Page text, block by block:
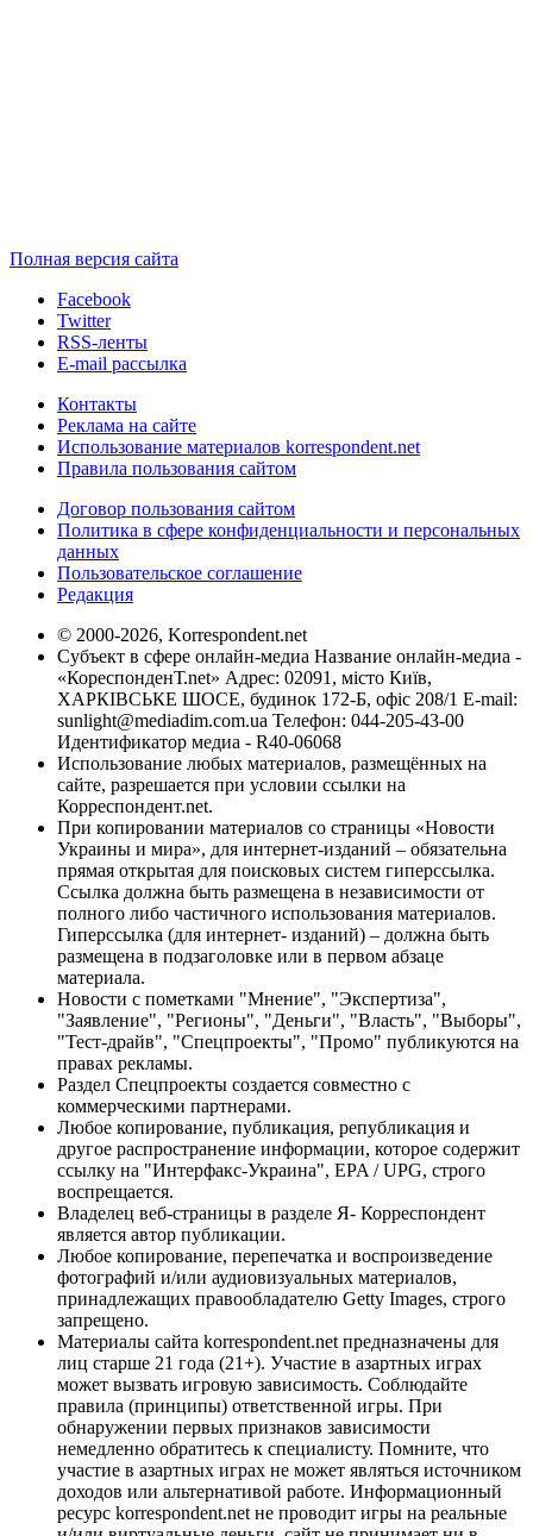
Полная версия сайта
Facebook
Twitter
RSS-ленты
E-mail рассылка
Контакты
Реклама на сайте
Использование материалов korrespondent.net
Правила пользования сайтом
Договор пользования сайтом
Политика в сфере конфиденциальности и персональных
данных
Пользовательское соглашение
Редакция
© 2000-2026, Korrespondent.net
Субъект в сфере онлайн-медиа Название онлайн-медиа -
«КореспонденТ.net» Адрес: 02091, місто Київ,
ХАРКІВСЬКЕ ШОСЕ, будинок 172-Б, офіс 208/1 E-mail:
sunlight@mediadim.com.ua Телефон: 044-205-43-00
Идентификатор медиа - R40-06068
Использование любых материалов, размещённых на
сайте, разрешается при условии ссылки на
Корреспондент.net.
При копировании материалов со страницы «Новости
Украины и мира», для интернет-изданий – обязательна
прямая открытая для поисковых систем гиперссылка.
Ссылка должна быть размещена в независимости от
полного либо частичного использования материалов.
Гиперссылка (для интернет- изданий) – должна быть
размещена в подзаголовке или в первом абзаце
материала.
Новости с пометками "Мнение", "Экспертиза",
"Заявление", "Регионы", "Деньги", "Власть", "Выборы",
"Тест-драйв", "Спецпроекты", "Промо" публикуются на
правах рекламы.
Раздел Спецпроекты создается совместно с
коммерческими партнерами.
Любое копирование, публикация, републикация и
другое распространение информации, которое содержит
ссылку на "Интерфакс-Украина", EPA / UPG, строго
воспрещается.
Владелец веб-страницы в разделе Я- Корреспондент
является автор публикации.
Любое копирование, перепечатка и воспроизведение
фотографий и/или аудиовизуальных материалов,
принадлежащих правообладателю Getty Images, строго
запрещено.
Материалы сайта korrespondent.net предназначены для
лиц старше 21 года (21+). Участие в азартных играх
может вызвать игровую зависимость. Соблюдайте
правила (принципы) ответственной игры. При
обнаружении первых признаков зависимости
немедленно обратитесь к специалисту. Помните, что
участие в азартных играх не может являться источником
доходов или альтернативой работе. Информационный
ресурс korrespondent.net не проводит игры на реальные